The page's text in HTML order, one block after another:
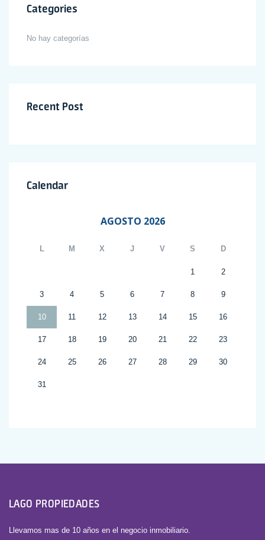
Categories
No hay categorías
Recent Post
Calendar
AGOSTO 2026
L M X J V S D
1 2
3 4 5 6 7 8 9
10 11 12 13 14 15 16
17 18 19 20 21 22 23
24 25 26 27 28 29 30
31
LAGO PROPIEDADES
Llevamos mas de 10 años en el negocio inmobiliario.